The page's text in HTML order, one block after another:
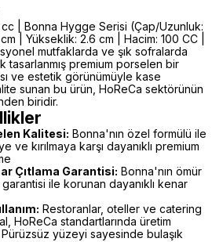
| Bonna Hygge Serisi (Çap/Uzunluk:
| Yükseklik: 2.6 cm | Hacim: 100 CC |
mutfaklarda ve şık sofralarda
tasarlanmış premium porselen bir
ve estetik görünümüyle kase
sunan bu ürün, HoReCa sektörünün
biridir.
Kalitesi: Bonna'nın özel formülü ile
ve kırılmaya karşı dayanıklı premium
Çıtlama Garantisi: Bonna'nın ömür
ile korunan dayanıklı kenar
Restoranlar, oteller ve catering
HoReCa standartlarında üretim
Pürüzsüz yüzeyi sayesinde bulaşık